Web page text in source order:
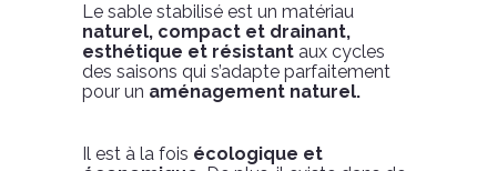
Le sable stabilisé est un matériau
naturel, compact et drainant,
esthétique et résistant aux cycles
des saisons qui s’adapte parfaitement
pour un aménagement naturel.
Il est à la fois écologique et